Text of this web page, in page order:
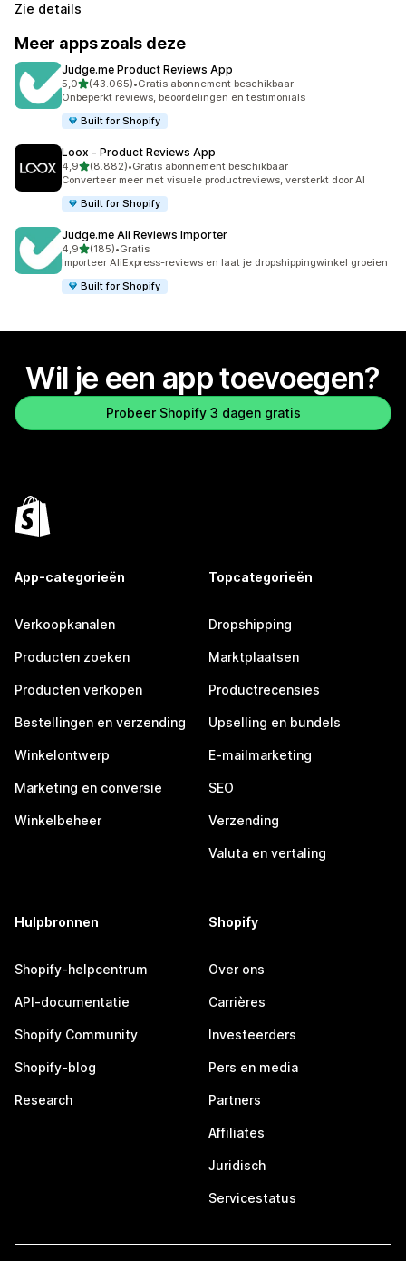
Zie details
Meer apps zoals deze
Judge.me Product Reviews App
5,0van 5 sterren
(43.065)
43065 recensies in totaal
•Gratis abonnement beschikbaar
Onbeperkt reviews, beoordelingen en testimonials
Built for Shopify
Loox ‑ Product Reviews App
4,9van 5 sterren
(8.882)
8882 recensies in totaal
•Gratis abonnement beschikbaar
Converteer meer met visuele productreviews, versterkt door AI
Built for Shopify
Judge.me Ali Reviews Importer
4,9van 5 sterren
(185)
185 recensies in totaal
•Gratis
Importeer AliExpress-reviews en laat je dropshippingwinkel groeien
Built for Shopify
Wil je een app toevoegen?
Probeer Shopify 3 dagen gratis
App-categorieën
Verkoopkanalen
Producten zoeken
Producten verkopen
Bestellingen en verzending
Winkelontwerp
Marketing en conversie
Winkelbeheer
Topcategorieën
Dropshipping
Marktplaatsen
Productrecensies
Upselling en bundels
E-mailmarketing
SEO
Verzending
Valuta en vertaling
Hulpbronnen
Shopify-helpcentrum
API-documentatie
Shopify Community
Shopify-blog
Research
Shopify
Over ons
Carrières
Investeerders
Pers en media
Partners
Affiliates
Juridisch
Servicestatus